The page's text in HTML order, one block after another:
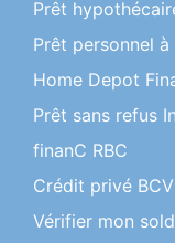
Prêt
Prêt personnel
Home Depot
Prêt sans refus
finanC RBC
Crédit privé BCV
Vérifier mon